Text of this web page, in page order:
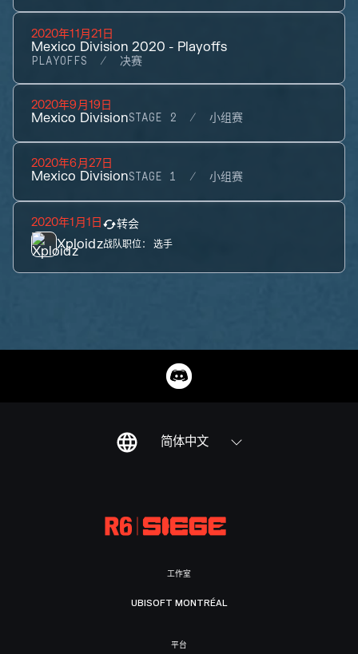
2020年11月21日
Mexico Division 2020 - Playoffs
PLAYOFFS 决赛
2020年9月19日
Mexico DivisionSTAGE 2 小组赛
2020年6月27日
Mexico DivisionSTAGE 1 小组赛
2020年1月1日 转会
Xploidz战队职位： 选手
简体中文
工作室
UBISOFT MONTRÉAL
平台